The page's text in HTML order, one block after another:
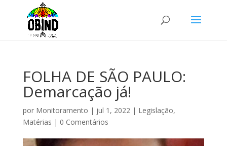
FOLHA DE SÃO PAULO:
Demarcação já!
por Monitoramento | jul 1, 2022| Legislação,
Matérias | 0 Comentários